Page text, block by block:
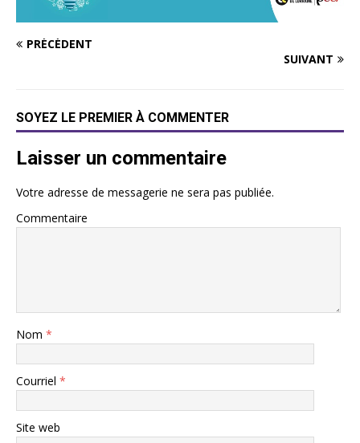
PRÉCÉDENT
SUIVANT
SOYEZ LE PREMIER À COMMENTER
Laisser un commentaire
Votre adresse de messagerie ne sera pas publiée.
Commentaire
Nom *
Courriel *
Site web